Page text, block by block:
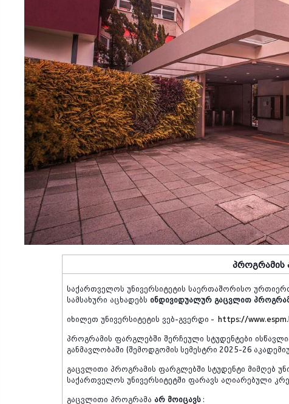
პროგრამის
საქართველოს უნივერსიტეტის საერთაშორისო
სამსახური აცხადებს ინდივიდუალურ გაცვლით
იხილეთ უნივერსიტეტის ვებ-გვერდი - https://
პროგრამის ფარგლებში შერჩეული სტუდენტები
განმავლობაში (შემოდგომის სემესტრი 2025-26
გაცვლითი პროგრამის ფარგლებში სტუდენტი მიმღებ
საქართველოს უნივერსიტეტში ფარავს აღიარებული
გაცვლითი პროგრამა არ მოიცავს :